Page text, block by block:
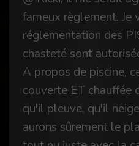
fameux règlement. Je
réglementation des
chasteté sont
A propos de piscine,
couverte ET chauffée
qu'il pleuve, qu'il
aurons sûrement le